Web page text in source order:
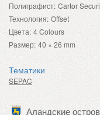
Полиграфист: Cartor
Технология: Offset
Цвета: 4 Colours
Размер: 40 × 26 mm
Тематики
SEPAC
Аландские